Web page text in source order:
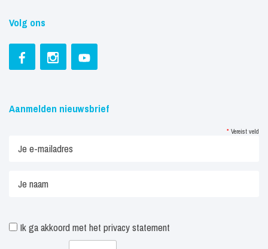
Volg ons
Aanmelden nieuwsbrief
* Vereist veld
Ik ga akkoord met het privacy statement